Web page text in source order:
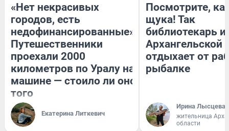
«Нет некрасивых
городов, есть
недофинансированные».
Путешественники
проехали 2000
километров по Уралу на
машине — стоило ли оно
того
Екатерина Литкевич
Посмотрите,
щука! Так
библиотекарь
Архангельской
отдыхает от
рыбалке
Ирина Лысцева
жительница
области